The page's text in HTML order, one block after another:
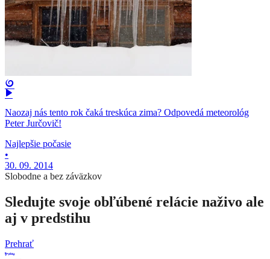
Naozaj nás tento rok čaká treskúca zima? Odpovedá meteorológ
Peter Jurčovič!
Najlepšie počasie
•
30. 09. 2014
Slobodne a bez záväzkov
Sledujte svoje obľúbené relácie naživo ale
aj v predstihu
Prehrať